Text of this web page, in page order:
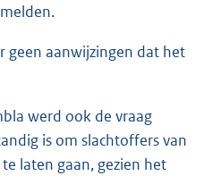
geen aanwijzingen dat het
werd ook de vraag
is om slachtoffers van
laten gaan, gezien het